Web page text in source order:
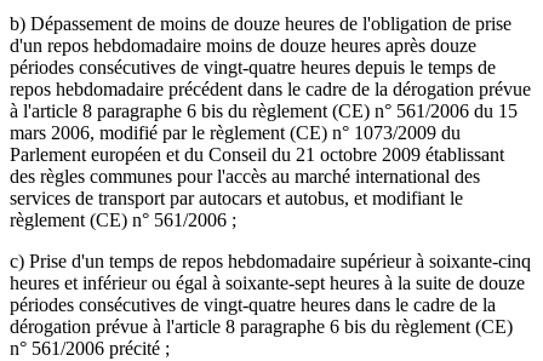
b) Dépassement de moins de douze heures de l'obligation de prise
d'un repos hebdomadaire moins de douze heures après douze
périodes consécutives de vingt-quatre heures depuis le temps de
repos hebdomadaire précédent dans le cadre de la dérogation prévue
à l'article 8 paragraphe 6 bis du règlement (CE) n° 561/2006 du 15
mars 2006, modifié par le règlement (CE) n° 1073/2009 du
Parlement européen et du Conseil du 21 octobre 2009 établissant
des règles communes pour l'accès au marché international des
services de transport par autocars et autobus, et modifiant le
règlement (CE) n° 561/2006 ;
c) Prise d'un temps de repos hebdomadaire supérieur à soixante-cinq
heures et inférieur ou égal à soixante-sept heures à la suite de douze
périodes consécutives de vingt-quatre heures dans le cadre de la
dérogation prévue à l'article 8 paragraphe 6 bis du règlement (CE)
n° 561/2006 précité ;